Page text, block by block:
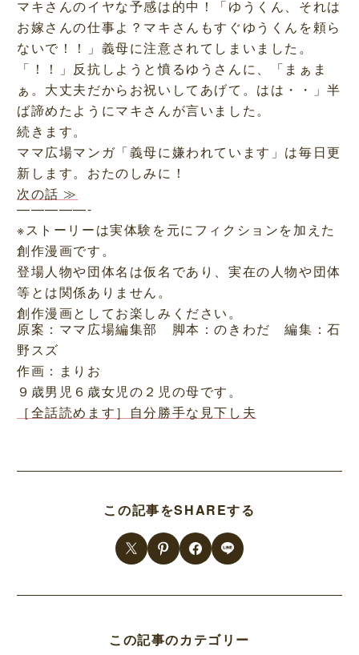
マキさんのイヤな予感は的中！「ゆうくん、それは
お嫁さんの仕事よ？マキさんもすぐゆうくんを頼ら
ないで！！」義母に注意されてしまいました。
「！！」反抗しようと憤るゆうさんに、「まぁま
ぁ。大丈夫だからお祝いしてあげて。はは・・」半
ば諦めたようにマキさんが言いました。
続きます。
ママ広場マンガ「義母に嫌われています」は毎日更
新します。おたのしみに！
次の話 ≫
—————-
※ストーリーは実体験を元にフィクションを加えた
創作漫画です。
登場人物や団体名は仮名であり、実在の人物や団体
等とは関係ありません。
創作漫画としてお楽しみください。
原案：ママ広場編集部 脚本：のきわだ 編集：石
野スズ
作画：まりお
９歳男児６歳女児の２児の母です。
［全話読めます］自分勝手な見下し夫
この記事をSHAREする
この記事のカテゴリー